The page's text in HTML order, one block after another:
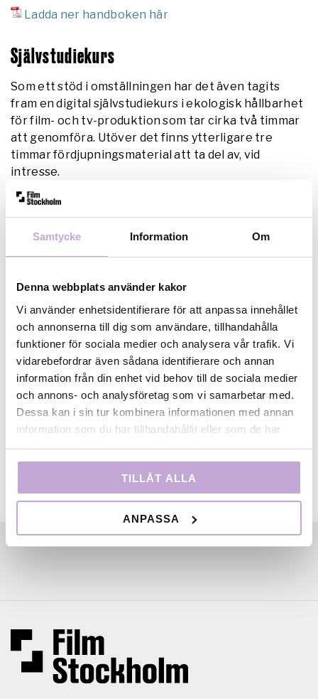
Samtycke Information Om
Denna webbplats använder kakor
Vi använder enhetsidentifierare för att anpassa innehållet
och annonserna till dig som användare, tillhandahålla
funktioner för sociala medier och analysera vår trafik. Vi
vidarebefordrar även sådana identifierare och annan
information från din enhet vid behov till de sociala medier
och annons- och analysföretag som vi samarbetar med.
Dessa kan i sin tur kombinera informationen med annan
information som du har tillhandahållit eller som de har
samlat in när du har använt deras tjänster.
TILLÅT ALLA
ANPASSA
Ladda ner handboken här
Självstudiekurs
Som ett stöd i omställningen har det även tagits
fram en digital självstudiekurs i ekologisk hållbarhet
för film- och tv-produktion som tar cirka två timmar
att genomföra. Utöver det finns ytterligare tre
timmar fördjupningsmaterial att ta del av, vid
intresse.
Läs mer och anmäl dig här
TV4, SVT, Viaplay, Warner Bros Discovery,
Fackförbundet Scen&Film, Film i Väst, Filmpool Nord,
Film i Skåne, Film Stockholm.
Den digitala självstudiekursen är framtagen i
samarbete med Kulturakademin.